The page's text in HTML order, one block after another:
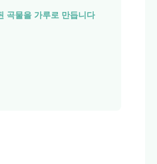
곡물을 가루로 만듭니다